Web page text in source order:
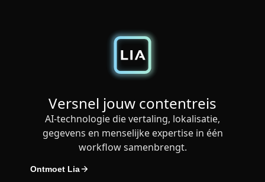
Versnel jouw contentreis
AI-technologie die vertaling, lokalisatie,
gegevens en menselijke expertise in één
workflow samenbrengt.
Ontmoet Lia